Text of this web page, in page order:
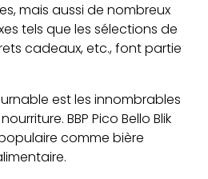
mais aussi de nombreux
tels que les sélections de
cadeaux, etc., font partie
est les innombrables
BBP Pico Bello Blik
comme bière